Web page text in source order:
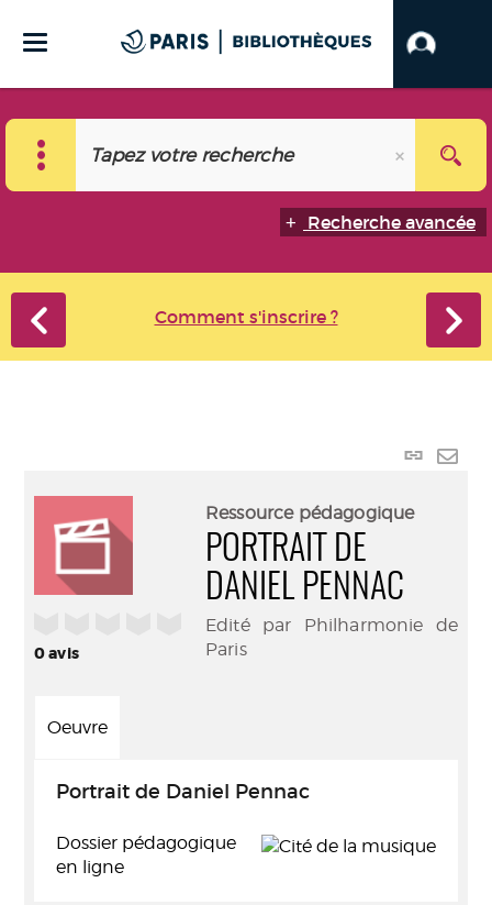
Recherche avancée
Comment s'inscrire ?
Lien
0avis
Ressource pédagogique
PORTRAIT DE
DANIEL PENNAC
Edité par Philharmonie de
Paris
Oeuvre
Portrait de Daniel Pennac
Dossier pédagogique
en ligne